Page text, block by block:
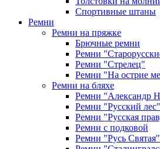
Спортивные штаны
Ремни
Ремни на пряжке
Брючные ремни
Ремни
Ремни "Стрелец"
Ремни "На острие
Ремни на бляхе
Ремни "Александр
Ремни "Русский лес"
Ремни "Русская
Ремни с подковой
Ремни "Русь Святая"